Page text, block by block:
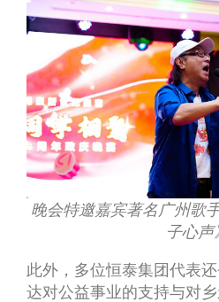
晚会特邀嘉宾著名广州歌
子心声
此外，多位恒泰集团代表
达对公益事业的支持与对